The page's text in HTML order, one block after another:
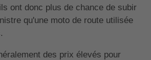
ont donc plus de chance de subir
qu'une moto de route utilisée
des prix élevés pour